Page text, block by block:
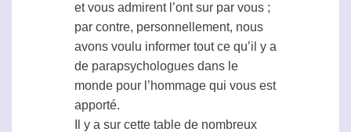
et vous admirent l’ont sur par vous ;
par contre, personnellement, nous
avons voulu informer tout ce qu’il y a
de parapsychologues dans le
monde pour l’hommage qui vous est
apporté.
Il y a sur cette table de nombreux